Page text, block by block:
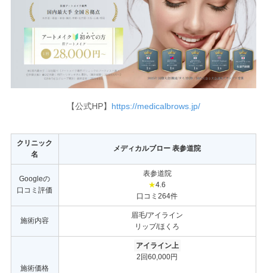
【公式HP】 https://medicalbrows.jp/
クリニック
名
メディカルブロー 表参道院
Googleの
口コミ評価
表参道院
★4.6
口コミ264件
施術内容
眉毛/アイライン
リップ/ほくろ
施術価格
アイライン上
2回60,000円